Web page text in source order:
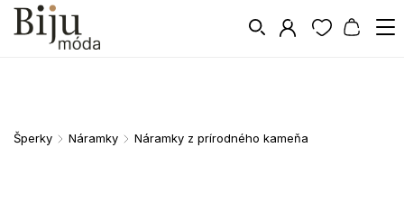
Šperky / Náramky / Náramky z prírodného kameňa